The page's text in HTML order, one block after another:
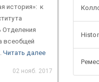
история»: к
Отделения
всеобщей
Читать далее
02 нояб. 2017